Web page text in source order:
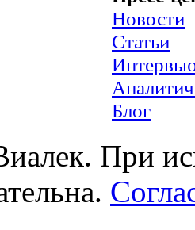
Новости
Статьи
Блог
При